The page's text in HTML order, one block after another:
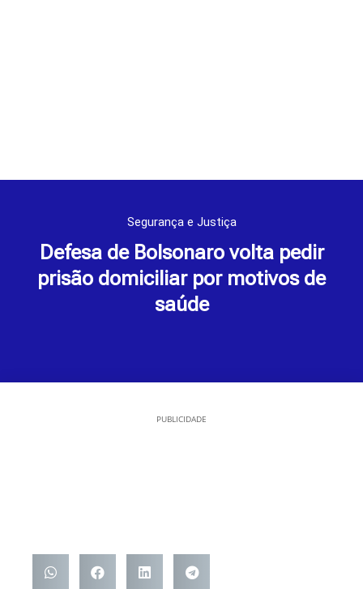
Segurança e Justiça
Defesa de Bolsonaro volta pedir
prisão domiciliar por motivos de
saúde
PUBLICIDADE